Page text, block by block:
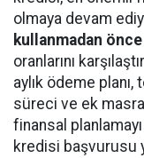
olmaya devam
kullanmadan
oranlarını
aylık ödeme
süreci ve ek
finansal
kredisi başvurusu